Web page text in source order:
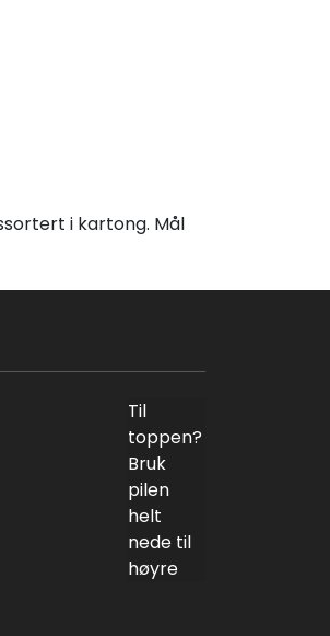
i kartong. Mål
Til
toppen?
Bruk
pilen
helt
nede til
høyre